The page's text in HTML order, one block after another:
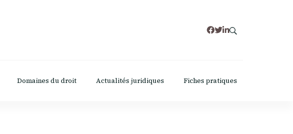
Domaines du droit Actualités juridiques Fiches pratiques